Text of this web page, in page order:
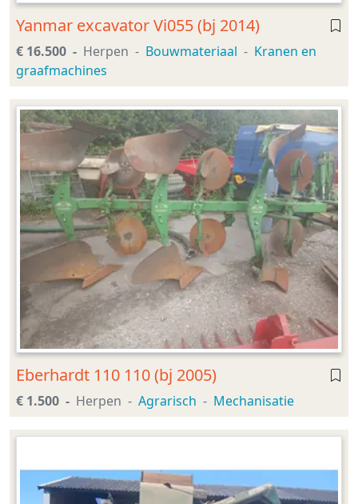
Yanmar excavator Vi055 (bj 2014)
€ 16.500 Herpen Bouwmateriaal
Kranen en
graafmachines
Eberhardt 110 110 (bj 2005)
€ 1.500 Herpen Agrarisch Mechanisatie